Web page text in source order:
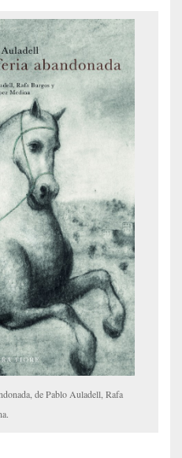
de Pablo Auladell, Rafa